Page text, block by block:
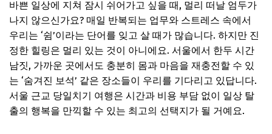
바쁜 일상에 지쳐 잠시 쉬어가고 싶을 때, 멀리 떠날 엄두가
나지 않으신가요? 매일 반복되는 업무와 스트레스 속에서
우리는 ‘쉼’이라는 단어를 잊고 살 때가 많습니다. 하지만 진
정한 힐링은 멀리 있는 것이 아니에요. 서울에서 한두 시간
남짓, 가까운 곳에서도 충분히 몸과 마음을 재충전할 수 있
는 ‘숨겨진 보석’ 같은 장소들이 우리를 기다리고 있답니다.
서울 근교 당일치기 여행은 시간과 비용 부담 없이 일상 탈
출의 행복을 만끽할 수 있는 최고의 선택지가 될 거예요.